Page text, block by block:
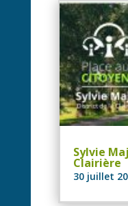
Sylvie
Clairière
30 juillet